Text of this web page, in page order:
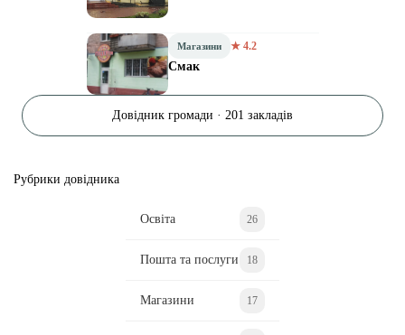
Магазини ★ 4.2
Смак
Довідник громади · 201 закладів
Рубрики довідника
Освіта 26
Пошта та послуги 18
Магазини 17